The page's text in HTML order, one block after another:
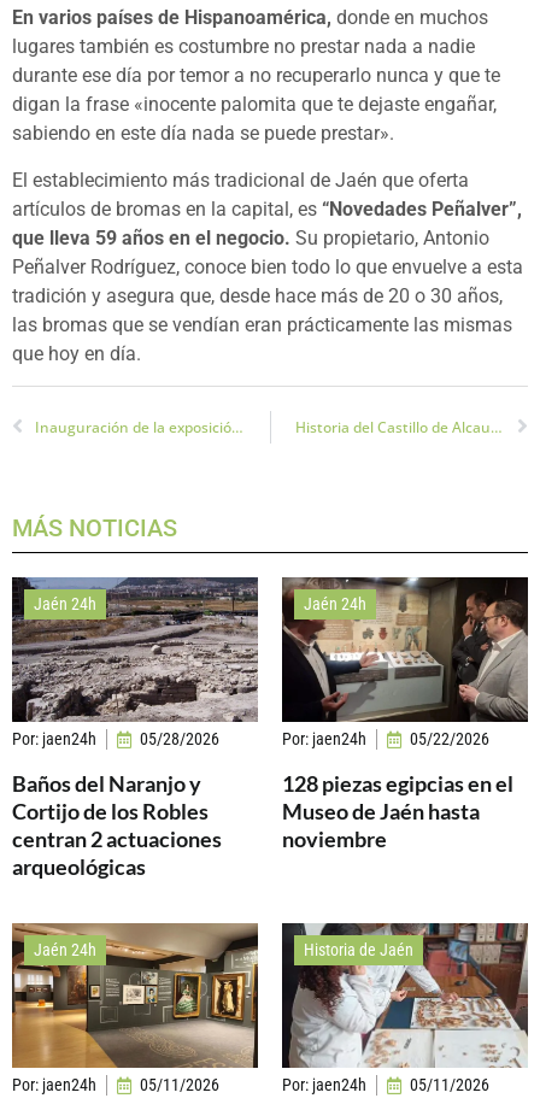
En varios países de Hispanoamérica, donde en muchos
lugares también es costumbre no prestar nada a nadie
durante ese día por temor a no recuperarlo nunca y que te
digan la frase «inocente palomita que te dejaste engañar,
sabiendo en este día nada se puede prestar».
El establecimiento más tradicional de Jaén que oferta
artículos de bromas en la capital, es “Novedades Peñalver”,
que lleva 59 años en el negocio. Su propietario, Antonio
Peñalver Rodríguez, conoce bien todo lo que envuelve a esta
tradición y asegura que, desde hace más de 20 o 30 años,
las bromas que se vendían eran prácticamente las mismas
que hoy en día.
Inauguración de la exposición la Ciudad Fortificada Ibérica: El Oppidum Historia del Castillo de Alcaudete
MÁS NOTICIAS
Jaén 24h
Por: jaen24h 05/28/2026
Baños del Naranjo y
Cortijo de los Robles
centran 2 actuaciones
arqueológicas
Jaén 24h
Por: jaen24h 05/22/2026
128 piezas egipcias en el
Museo de Jaén hasta
noviembre
Jaén 24h
Por: jaen24h 05/11/2026
Historia de Jaén
Por: jaen24h 05/11/2026